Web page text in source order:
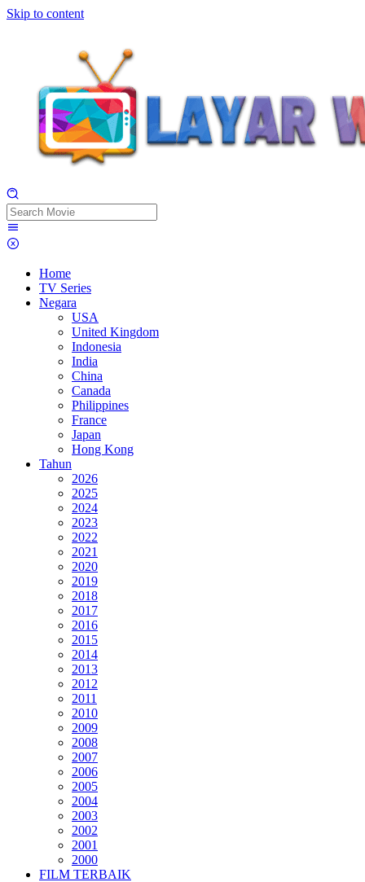
Skip to content
Home
TV Series
Negara
USA
United Kingdom
Indonesia
India
China
Canada
Philippines
France
Japan
Hong Kong
Tahun
2026
2025
2024
2023
2022
2021
2020
2019
2018
2017
2016
2015
2014
2013
2012
2011
2010
2009
2008
2007
2006
2005
2004
2003
2002
2001
2000
FILM TERBAIK